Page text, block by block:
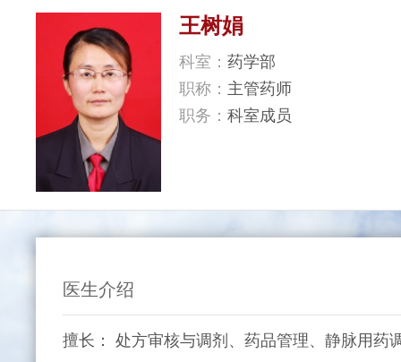
王树娟
科室： 药学部
职称： 主管药师
职务： 科室成员
医生介绍
擅长： 处方审核与调剂、药品管理、静脉用药